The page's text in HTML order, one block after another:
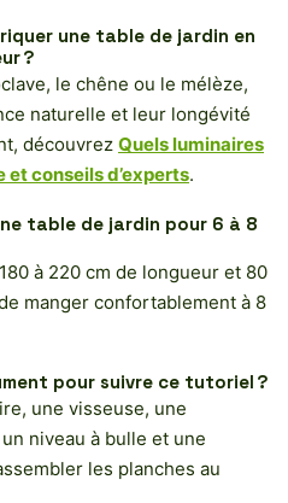
une table de jardin en
?
le chêne ou le mélèze,
naturelle et leur longévité
découvrez Quels luminaires
et conseils d’experts.
table de jardin pour 6 à 8
à 220 cm de longueur et 80
manger confortablement à 8
pour suivre ce tutoriel ?
une visseuse, une
niveau à bulle et une
les planches au